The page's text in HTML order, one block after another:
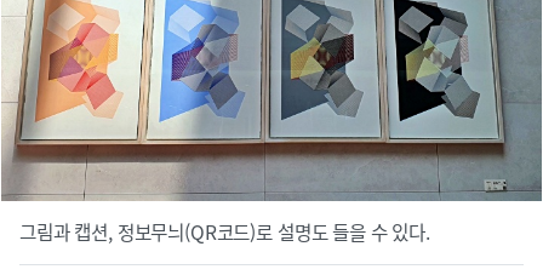
그림과 캡션, 정보무늬(QR코드)로 설명도 들을 수 있다.